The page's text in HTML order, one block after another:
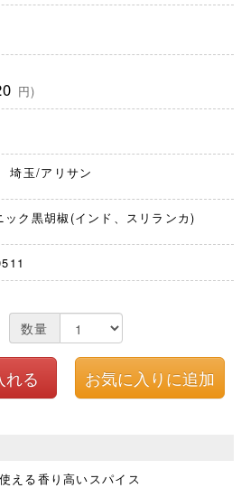
円)
埼玉/アリサン
ック黒胡椒(インド、スリランカ)
数量
える香り高いスパイス